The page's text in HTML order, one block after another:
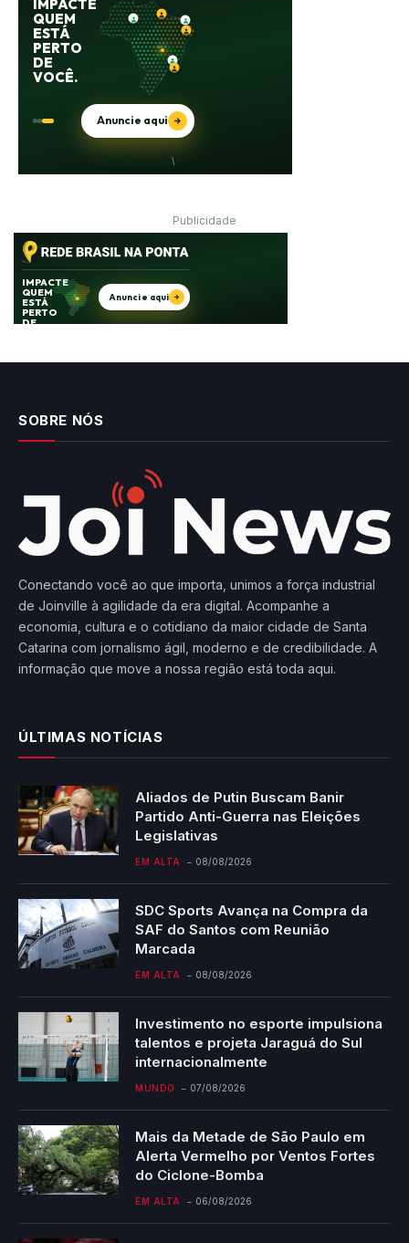
Publicidade
SOBRE NÓS
Conectando você ao que importa, unimos a força industrial
de Joinville à agilidade da era digital. Acompanhe a
economia, cultura e o cotidiano da maior cidade de Santa
Catarina com jornalismo ágil, moderno e de credibilidade. A
informação que move a nossa região está toda aqui.
ÚLTIMAS NOTÍCIAS
Aliados de Putin Buscam Banir
Partido Anti-Guerra nas Eleições
Legislativas
EM ALTA 08/08/2026
SDC Sports Avança na Compra da
SAF do Santos com Reunião
Marcada
EM ALTA 08/08/2026
Investimento no esporte impulsiona
talentos e projeta Jaraguá do Sul
internacionalmente
MUNDO 07/08/2026
Mais da Metade de São Paulo em
Alerta Vermelho por Ventos Fortes
do Ciclone-Bomba
EM ALTA 06/08/2026